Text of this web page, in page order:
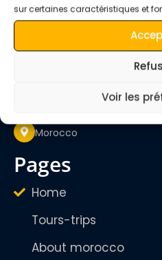
sur certaines caractéristiques et
Voir les
+212 673 680 712
Mon - Sunday24/24H
Morocco
pages
Home
Tours-trips
About morocco